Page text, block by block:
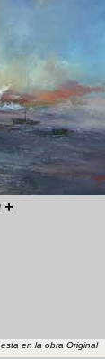
+
en la obra Original